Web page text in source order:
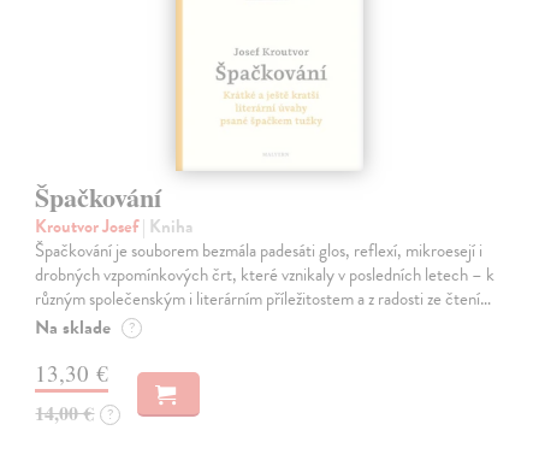
Špačkování
Kroutvor Josef| Kniha
Špačkování je souborem bezmála padesáti glos, reflexí, mikroesejí i
drobných vzpomínkových črt, které vznikaly v posledních letech – k
různým společenským i literárním příležitostem a z radosti ze čtení…
Na sklade ?
13,30 €
14,00 € ?